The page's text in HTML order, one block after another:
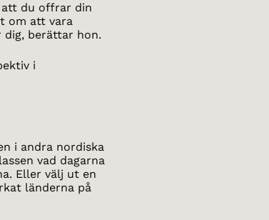
du offrar din
om att vara
dig, berättar hon.
i
i andra nordiska
vad dagarna
Eller välj ut en
länderna på